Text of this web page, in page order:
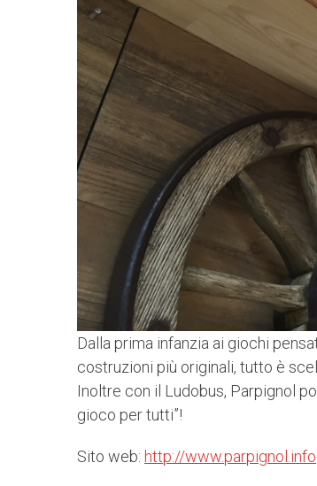
Dalla prima infanzia ai giochi
costruzioni più originali, tutto è
Inoltre con il Ludobus, Parpignol
gioco per tutti”!
Sito web: http://www.parpignol.info